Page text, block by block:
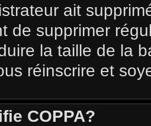
ait
de supprimer
la taille de la
réinscrire et
COPPA?